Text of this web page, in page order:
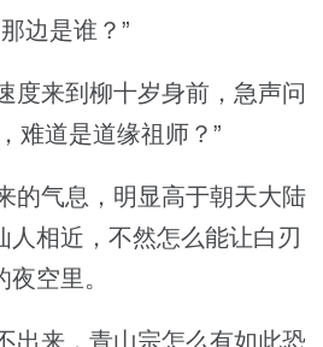
边是谁？”
来到柳十岁身前，急声问
难道是道缘祖师？”
气息，明显高于朝天大陆
人相近，不然怎么能让白刃
空里。
来，青山宗怎么有如此恐